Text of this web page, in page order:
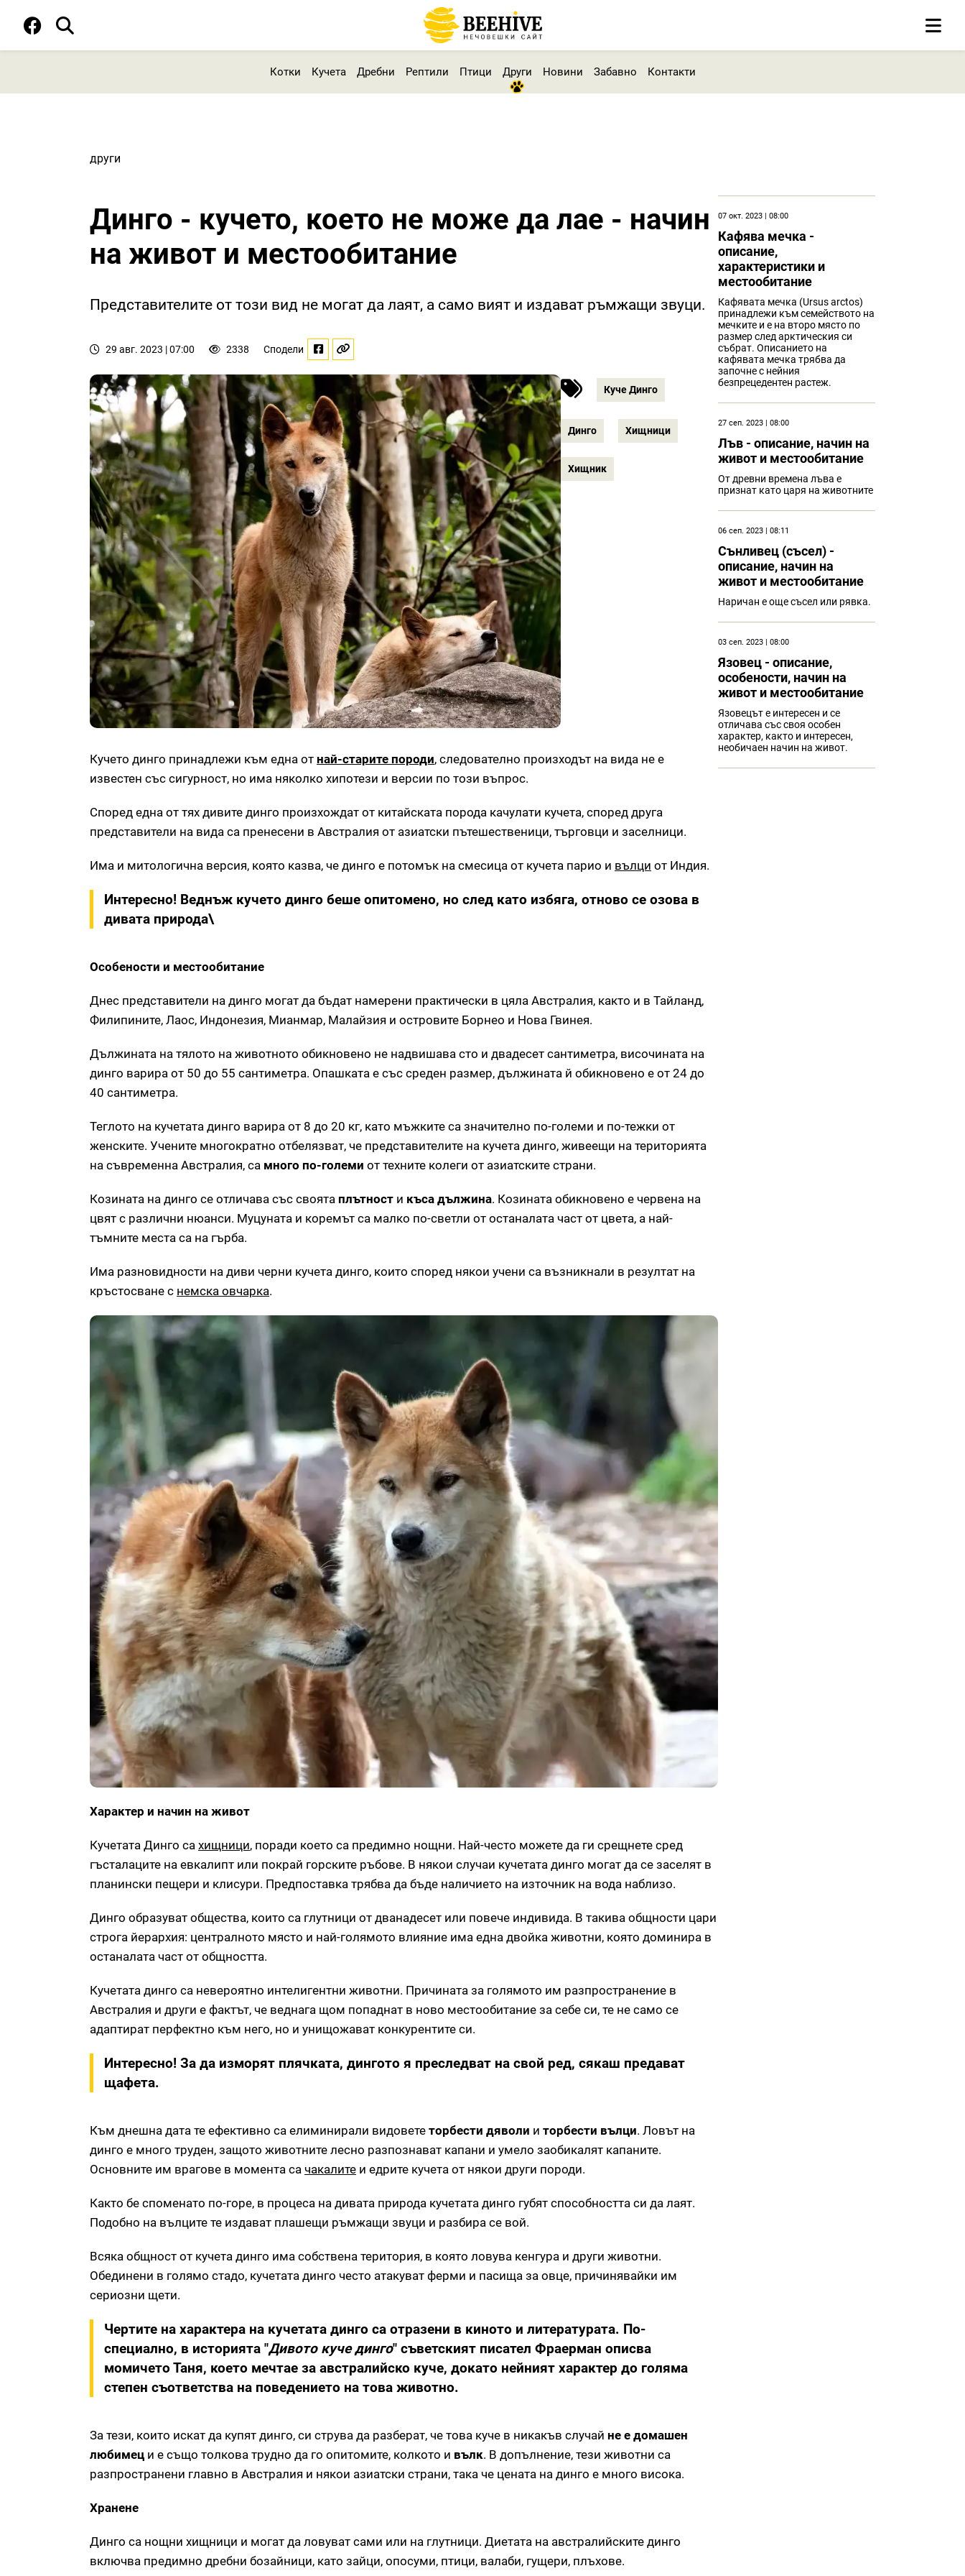
Котки Кучета Дребни Рептили Птици Други Новини Забавно Контакти
други
Динго - кучето, което не може да лае - начин
на живот и местообитание
Представителите от този вид не могат да лаят, а само вият и издават ръмжащи звуци.
29 авг. 2023 | 07:00 2338 Сподели
Куче Динго
Динго Хищници
Хищник
Кучето динго принадлежи към една от най-старите породи, следователно произходът на вида не е
известен със сигурност, но има няколко хипотези и версии по този въпрос.
Според една от тях дивите динго произхождат от китайската порода качулати кучета, според друга
представители на вида са пренесени в Австралия от азиатски пътешественици, търговци и заселници.
Има и митологична версия, която казва, че динго е потомък на смесица от кучета парио и вълци от Индия.
Интересно! Веднъж кучето динго беше опитомено, но след като избяга, отново се озова в
дивата природа\
Особености и местообитание
Днес представители на динго могат да бъдат намерени практически в цяла Австралия, както и в Тайланд,
Филипините, Лаос, Индонезия, Мианмар, Малайзия и островите Борнео и Нова Гвинея.
Дължината на тялото на животното обикновено не надвишава сто и двадесет сантиметра, височината на
динго варира от 50 до 55 сантиметра. Опашката е със среден размер, дължината й обикновено е от 24 до
40 сантиметра.
Теглото на кучетата динго варира от 8 до 20 кг, като мъжките са значително по-големи и по-тежки от
женските. Учените многократно отбелязват, че представителите на кучета динго, живеещи на територията
на съвременна Австралия, са много по-големи от техните колеги от азиатските страни.
Козината на динго се отличава със своята плътност и къса дължина. Козината обикновено е червена на
цвят с различни нюанси. Муцуната и коремът са малко по-светли от останалата част от цвета, а най-
тъмните места са на гърба.
Има разновидности на диви черни кучета динго, които според някои учени са възникнали в резултат на
кръстосване с немска овчарка.
Характер и начин на живот
Кучетата Динго са хищници, поради което са предимно нощни. Най-често можете да ги срещнете сред
гъсталаците на евкалипт или покрай горските ръбове. В някои случаи кучетата динго могат да се заселят в
планински пещери и клисури. Предпоставка трябва да бъде наличието на източник на вода наблизо.
Динго образуват общества, които са глутници от дванадесет или повече индивида. В такива общности цари
строга йерархия: централното място и най-голямото влияние има една двойка животни, която доминира в
останалата част от общността.
Кучетата динго са невероятно интелигентни животни. Причината за голямото им разпространение в
Австралия и други е фактът, че веднага щом попаднат в ново местообитание за себе си, те не само се
адаптират перфектно към него, но и унищожават конкурентите си.
Интересно! За да изморят плячката, дингото я преследват на свой ред, сякаш предават
щафета.
Към днешна дата те ефективно са елиминирали видовете торбести дяволи и торбести вълци. Ловът на
динго е много труден, защото животните лесно разпознават капани и умело заобикалят капаните.
Основните им врагове в момента са чакалите и едрите кучета от някои други породи.
Както бе споменато по-горе, в процеса на дивата природа кучетата динго губят способността си да лаят.
Подобно на вълците те издават плашещи ръмжащи звуци и разбира се вой.
Всяка общност от кучета динго има собствена територия, в която ловува кенгура и други животни.
Обединени в голямо стадо, кучетата динго често атакуват ферми и пасища за овце, причинявайки им
сериозни щети.
Чертите на характера на кучетата динго са отразени в киното и литературата. По-
специално, в историята "Дивото куче динго" съветският писател Фраерман описва
момичето Таня, което мечтае за австралийско куче, докато нейният характер до голяма
степен съответства на поведението на това животно.
За тези, които искат да купят динго, си струва да разберат, че това куче в никакъв случай не е домашен
любимец и е също толкова трудно да го опитомите, колкото и вълк. В допълнение, тези животни са
разпространени главно в Австралия и някои азиатски страни, така че цената на динго е много висока.
Хранене
Динго са нощни хищници и могат да ловуват сами или на глутници. Диетата на австралийските динго
включва предимно дребни бозайници, като зайци, опосуми, птици, валаби, гущери, плъхове.
07 окт. 2023 | 08:00
Кафява мечка -
описание,
характеристики и
местообитание
Кафявата мечка (Ursus arctos)
принадлежи към семейството на
мечките и е на второ място по
размер след арктическия си
събрат. Описанието на
кафявата мечка трябва да
започне с нейния
безпрецедентен растеж.
27 сеп. 2023 | 08:00
Лъв - описание, начин на
живот и местообитание
От древни времена лъва е
признат като царя на животните
06 сеп. 2023 | 08:11
Сънливец (съсел) -
описание, начин на
живот и местообитание
Наричан е още съсел или рявка.
03 сеп. 2023 | 08:00
Язовец - описание,
особености, начин на
живот и местообитание
Язовецът е интересен и се
отличава със своя особен
характер, както и интересен,
необичаен начин на живот.